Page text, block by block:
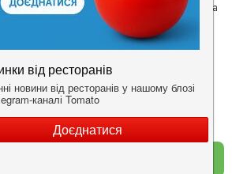
а ресторан зможе зосередитися на
займатися більше всього - смачній їжі.
про заклад?
у